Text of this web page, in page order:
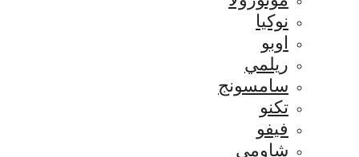
نوكيا
اوبو
ريلمي
سامسونج
تكنو
فيفو
شاومي